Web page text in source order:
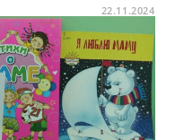
22.11.2024